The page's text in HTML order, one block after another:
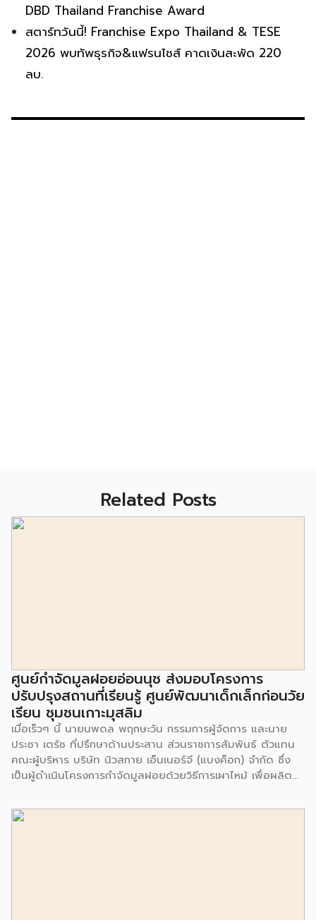
DBD Thailand Franchise Award
สตาร์ทวันนี้! Franchise Expo Thailand & TESE
2026 พบทัพธุรกิจ&แฟรนไชส์ คาดเงินสะพัด 220
ลบ.
Related Posts
ศูนย์กำจัดมูลฝอยอ่อนนุช ส่งมอบโครงการ
ปรับปรุงสถานที่เรียนรู้ ศูนย์พัฒนาเด็กเล็กก่อนวัย
เรียน ชุมชนเกาะมุสลิม
เมื่อเร็วๆ นี้ นายนพดล พฤกษะวัน กรรมการผู้จัดการ และนาย
ประชา เตรัช ที่ปรึกษาด้านประสาน ส่วนราชการสัมพันธ์ ตัวแทน
คณะผู้บริหาร บริษัท นิวสกาย เอ็นเนอร์จี (แบงค็อก) จํากัด ซึ่ง
เป็นผู้ดำเนินโครงการกำจัดมูลฝอยด้วยวิธีการเผาไหม้ เพื่อผลิต
มูลฝอยอ่อนนุช เป็นประธานในพิธีส่งมอบโครงการปรับปรุงสถาน
ที่เรียนรู้ ศูนย์พัฒนาเด็กเล็ก ก่อนวัยเรียน ชุมชนเกาะมุสลิม แขวง